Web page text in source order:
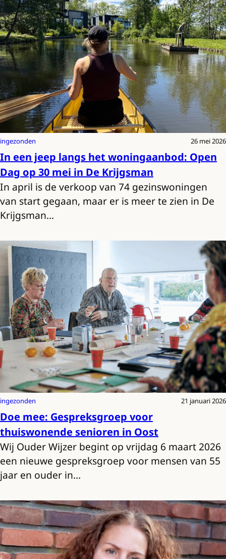
ingezonden 26 mei 2026
In een jeep langs het woningaanbod: Open
Dag op 30 mei in De Krijgsman
In april is de verkoop van 74 gezinswoningen
van start gegaan, maar er is meer te zien in De
Krijgsman…
ingezonden 21 januari 2026
Doe mee: Gespreksgroep voor
thuiswonende senioren in Oost
Wij Ouder Wijzer begint op vrijdag 6 maart 2026
een nieuwe gespreksgroep voor mensen van 55
jaar en ouder in…